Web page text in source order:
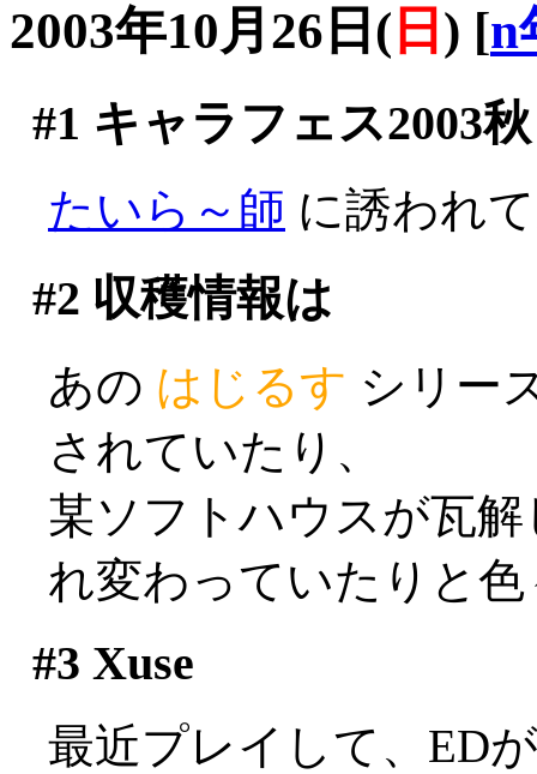
2003年10月26日( 日 ) [n
#1 キャラフェス2003秋
たいら～師 に誘われ
#2 収穫情報は
あの はじるす シリー
されていたり、
某ソフトハウスが瓦
れ変わっていたりと色
#3 Xuse
最近プレイして、ED